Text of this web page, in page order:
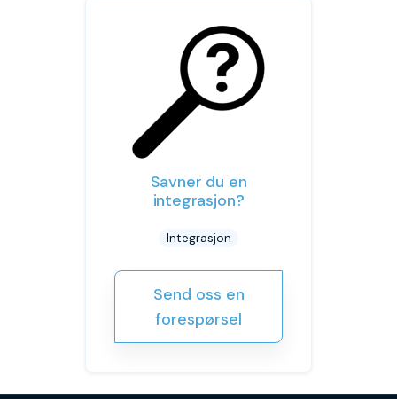
Savner du en
integrasjon?
Integrasjon
Send oss en
forespørsel